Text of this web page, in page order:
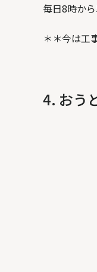
毎日8時か
＊＊今は工
4. おう